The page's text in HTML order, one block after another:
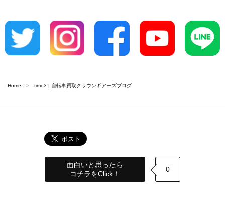
Home time3 | 自転車買取クラウンギアーズブログ
面白いと思ったら
コチラをClick！
0